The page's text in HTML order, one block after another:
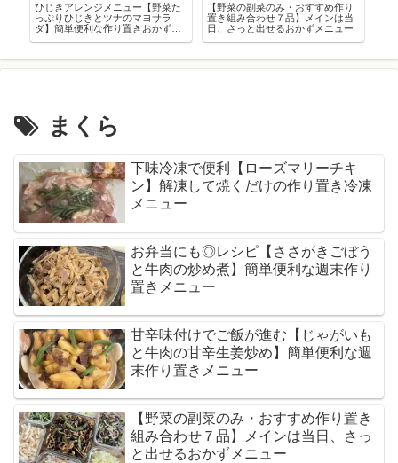
ひじきアレンジメニュー【野菜た
っぷりひじきとツナのマヨサラ
ダ】簡単便利な作り置きおかずレ
【野菜の副菜のみ・おすすめ作り
置き組み合わせ７品】メインは当
日、さっと出せるおかずメニュー
まくら
下味冷凍で便利【ローズマリーチキ
ン】解凍して焼くだけの作り置き冷凍
メニュー
お弁当にも◎レシピ【ささがきごぼう
と牛肉の炒め煮】簡単便利な週末作り
置きメニュー
甘辛味付けでご飯が進む【じゃがいも
と牛肉の甘辛生姜炒め】簡単便利な週
末作り置きメニュー
【野菜の副菜のみ・おすすめ作り置き
組み合わせ７品】メインは当日、さっ
と出せるおかずメニュー